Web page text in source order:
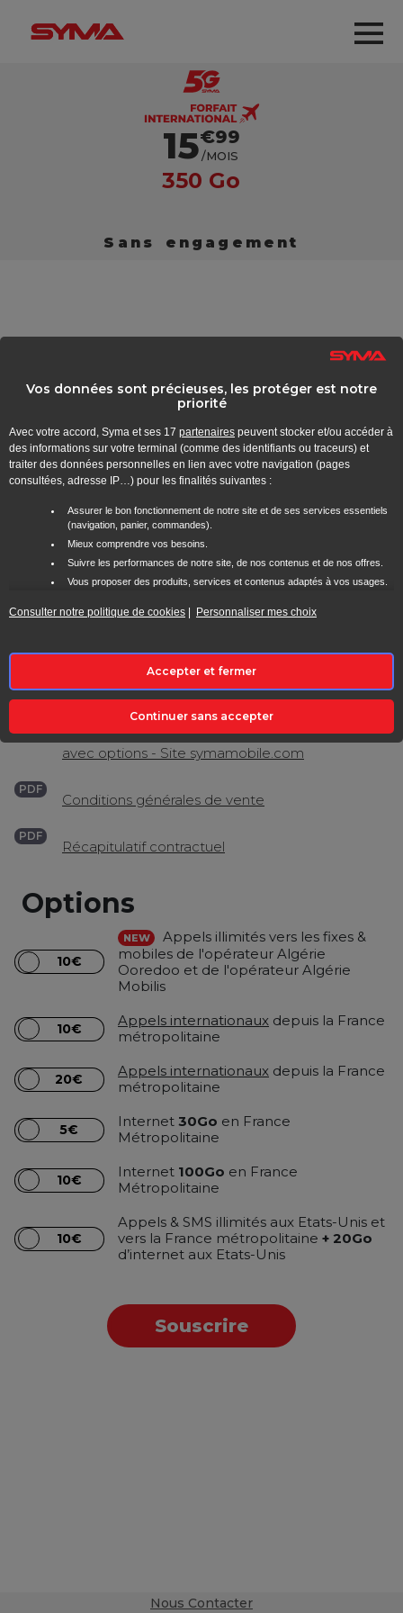
15€99
/MOIS
350 Go
Sans engagement
l’UE/DOM
Internet (enveloppe globale)
350 Go en France Métropolitaine
NEW Internet depuis126 destinations
35 Go depuis UE, DOM, Suisse, Algérie, Maroc,
Tunisie, Sénégal, Cameroun, Madagascar, Inde,
Bangladesh, Sri Lanka, Turquie, Thaïlande, Chine,
USA, Canada…
Appels depuis la France métropolitaine vers100
destinationset les mobiles européens
Brochure tarifaire Forfaits (sans engagement)
avec options - Site symamobile.com
PDF
Conditions générales de vente
PDF
Récapitulatif contractuel
Options
10€
NEW
Appels illimités vers les fixes &
mobiles de l'opérateur Algérie
Ooredoo et de l'opérateur Algérie
Mobilis
10€ Appels internationaux depuis la France
métropolitaine
20€ Appels internationaux depuis la France
métropolitaine
5€ Internet 30Go en France
Métropolitaine
10€ Internet 100Go en France
Métropolitaine
10€
Appels & SMS illimités aux Etats-Unis et
vers la France métropolitaine + 20Go
d’internet aux Etats-Unis
Souscrire
Nous Contacter
Vos données sont précieuses, les protéger est notre
priorité
Avec votre accord, Syma et ses 17 partenaires peuvent stocker et/ou accéder à
des informations sur votre terminal (comme des identifiants ou traceurs) et
traiter des données personnelles en lien avec votre navigation (pages
consultées, adresse IP…) pour les finalités suivantes :
Assurer le bon fonctionnement de notre site et de ses services essentiels
(navigation, panier, commandes).
Mieux comprendre vos besoins.
Suivre les performances de notre site, de nos contenus et de nos offres.
Vous proposer des produits, services et contenus adaptés à vos usages.
utilisateur.
Utiliser des données de géolocalisation ou reconnaissez votre appareil afin
de mieux personnaliser votre parcours.
Croiser certaines informations de navigation avec d'autres données
disponibles (avec votre accord), pour mieux vous accompagner.
En cliquant sur « Accepter et fermer », vous consentez à l'utilisation de tous les
cookies pour optimiser votre visite en ligne et recevoir des contenus et
sur « Personnaliser mes choix ». Si vous choisissez de refuser certains
cookies, certaines fonctionnalités pourraient être limitées. Vous pouvez
Syma conserve votre choix pendant 6 mois. Vous pouvez modifier vos
aux cookies.
Consulter notre politique de cookies | Personnaliser mes choix
Continuer sans accepter
Accepter et fermer